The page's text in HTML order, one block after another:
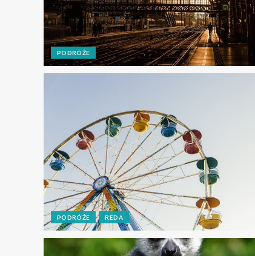
PODRÓŻE
PODRÓŻE REDA